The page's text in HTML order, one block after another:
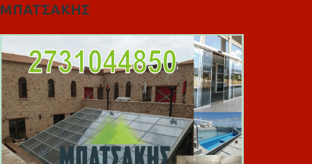
ΜΠΑΤΣΑΚΗΣ